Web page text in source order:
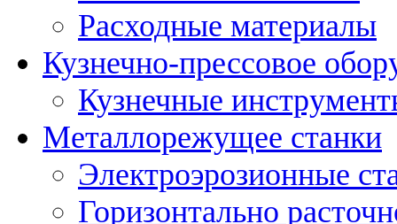
Расходные материалы
Кузнечно-прессовое
Кузнечные
Металлорежущее станки
Электроэрозионные
Горизонтально